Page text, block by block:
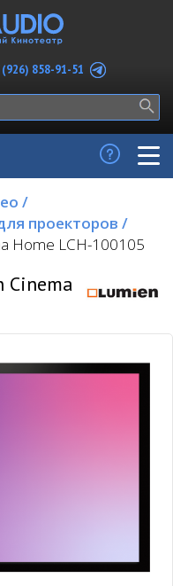
(926) 858-91-51
/
проекторов /
Home LCH-100105
Cinema